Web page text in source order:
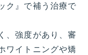
ク』で補う治療で
、強度があり、審
ワイトニングや矯